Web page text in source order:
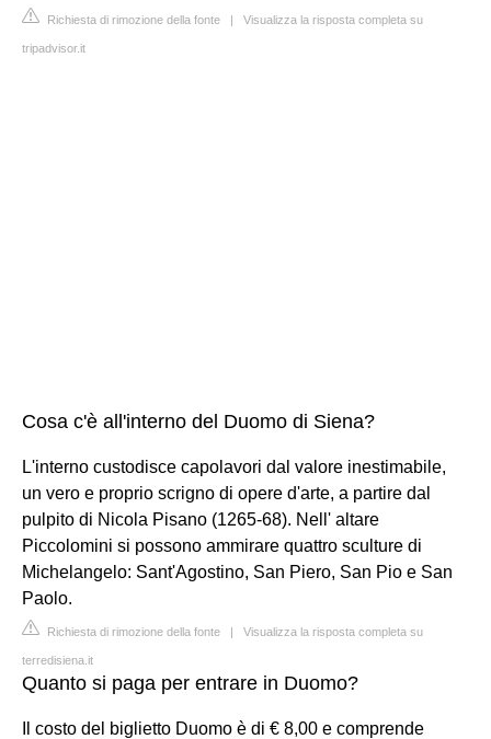
Richiesta di rimozione della fonte | Visualizza la risposta completa su
tripadvisor.it
Cosa c'è all'interno del Duomo di Siena?
L'interno custodisce capolavori dal valore inestimabile,
un vero e proprio scrigno di opere d'arte, a partire dal
pulpito di Nicola Pisano (1265-68). Nell' altare
Piccolomini si possono ammirare quattro sculture di
Michelangelo: Sant'Agostino, San Piero, San Pio e San
Paolo.
Richiesta di rimozione della fonte | Visualizza la risposta completa su
terredisiena.it
Quanto si paga per entrare in Duomo?
Il costo del biglietto Duomo è di € 8,00 e comprende